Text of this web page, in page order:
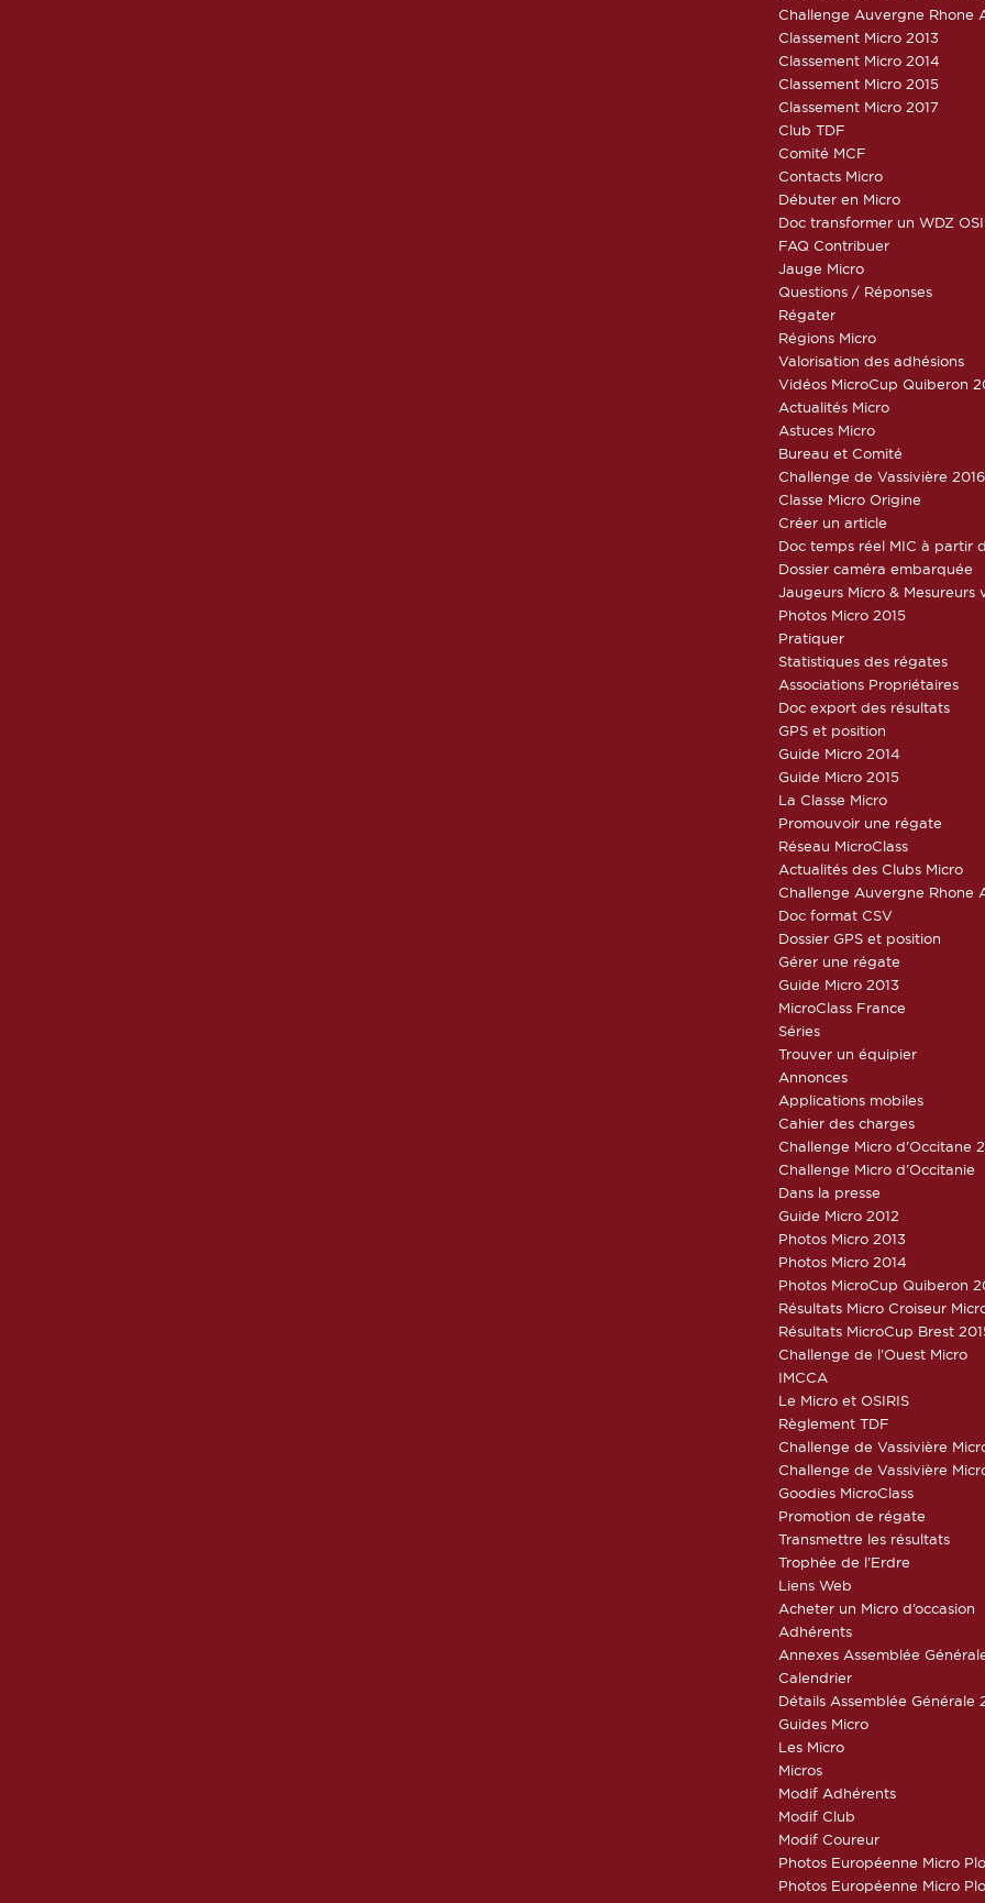
Challenge Auvergne Rhone
Classement Micro 2013
Classement Micro 2014
Classement Micro 2015
Classement Micro 2017
Club TDF
Comité MCF
Contacts Micro
Débuter en Micro
Doc transformer un WDZ
FAQ Contribuer
Jauge Micro
Questions / Réponses
Régater
Régions Micro
Valorisation des adhésions
Vidéos MicroCup Quiberon
Actualités Micro
Astuces Micro
Bureau et Comité
Challenge de Vassivière 2016
Classe Micro Origine
Créer un article
Doc temps réel MIC à partir
Dossier caméra embarquée
Jaugeurs Micro & Mesureurs
Photos Micro 2015
Pratiquer
Statistiques des régates
Associations Propriétaires
Doc export des résultats
GPS et position
Guide Micro 2014
Guide Micro 2015
La Classe Micro
Promouvoir une régate
Réseau MicroClass
Actualités des Clubs Micro
Challenge Auvergne Rhone
Doc format CSV
Dossier GPS et position
Gérer une régate
Guide Micro 2013
MicroClass France
Séries
Trouver un équipier
Annonces
Applications mobiles
Cahier des charges
Challenge Micro d’Occitane
Challenge Micro d’Occitanie
Dans la presse
Guide Micro 2012
Photos Micro 2013
Photos Micro 2014
Photos MicroCup Quiberon
Résultats Micro Croiseur
Résultats MicroCup Brest
Challenge de l’Ouest Micro
IMCCA
Le Micro et OSIRIS
Règlement TDF
Challenge de Vassivière
Challenge de Vassivière
Goodies MicroClass
Promotion de régate
Transmettre les résultats
Trophée de l’Erdre
Liens Web
Acheter un Micro d’occasion
Adhérents
Annexes Assemblée
Calendrier
Détails Assemblée Générale
Guides Micro
Les Micro
Micros
Modif Adhérents
Modif Club
Modif Coureur
Photos Européenne Micro
Photos Européenne Micro